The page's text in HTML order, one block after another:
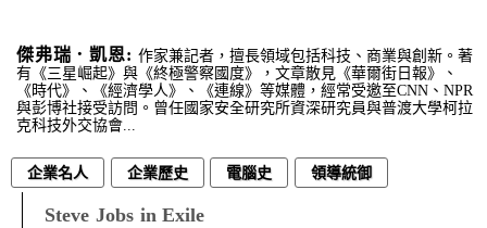
傑弗瑞．凱恩: 作家兼記者，擅長領域包括科技、商業與創新。著
有《三星崛起》與《終極警察國度》，文章散見《華爾街日報》、
《時代》、《經濟學人》、《連線》等媒體，經常受邀至CNN、NPR
與彭博社接受訪問。曾任國家安全研究所資深研究員與普渡大學柯拉
克科技外交協會...
企業名人 企業歷史 電腦史 領導統御
Steve Jobs in Exile